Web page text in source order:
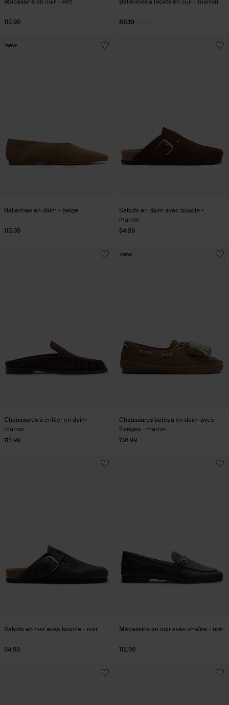
115.99 88.19
Ballerines en daim - beige
115.99
new
Sabots en daim avec boucle -
marron
94.99
Chaussures à enfiler en daim -
marron
115.99
Chaussures bateau en daim avec
franges - marron
136.99
new
Sabots en cuir avec boucle - noir
94.99
Mocassins en cuir avec chaîne - noir
115.99